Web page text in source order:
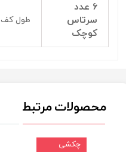
۶ عدد
سرتاس
کوچک
طول کف ۱۶/۵ سانت ارتفاع ۵ سانت
محصولات مرتبط
چکشی